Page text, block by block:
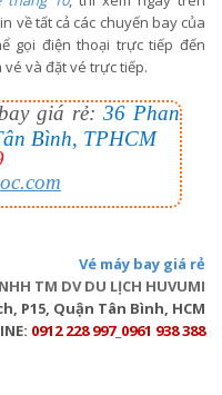
về tất cả các chuyến bay của
gọi điện thoại trực tiếp đến
và đặt vé trực tiếp.
giá rẻ:36 Phan
Bình, TPHCM
Vé máy bay giá rẻ
TM DV DU LỊCH HUVUMI
P15, Quận Tân Bình, HCM
0912 228 997_ 0961 938 388